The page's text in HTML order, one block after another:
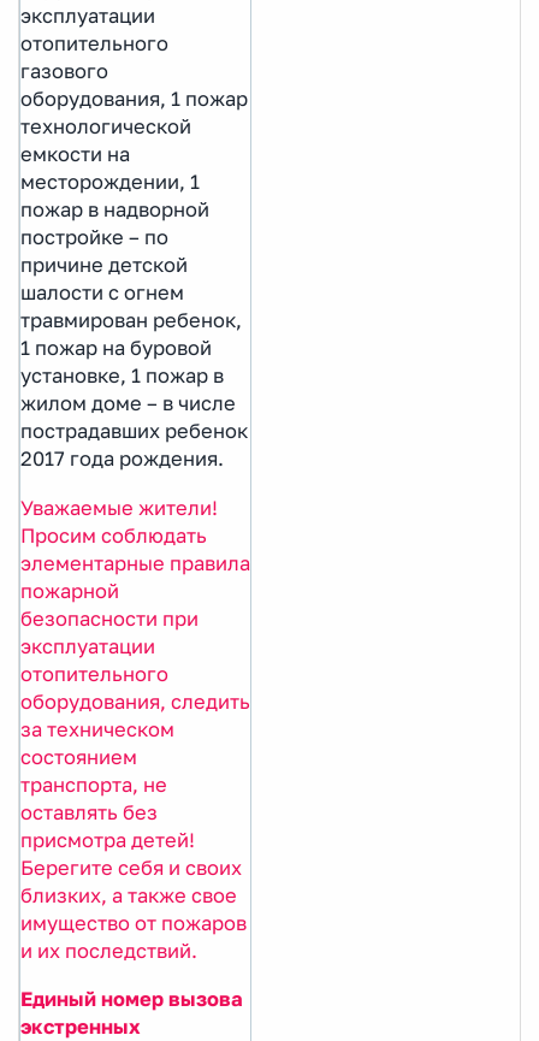
эксплуатации
отопительного
газового
оборудования, 1 пожар
технологической
емкости на
месторождении, 1
пожар в надворной
постройке – по
причине детской
шалости с огнем
травмирован ребенок,
1 пожар на буровой
установке, 1 пожар в
жилом доме – в числе
пострадавших ребенок
2017 года рождения.
Уважаемые жители!
Просим соблюдать
элементарные правила
пожарной
безопасности при
эксплуатации
отопительного
оборудования, следить
за техническом
состоянием
транспорта, не
оставлять без
присмотра детей!
Берегите себя и своих
близких, а также свое
имущество от пожаров
и их последствий.
Единый номер вызова
экстренных